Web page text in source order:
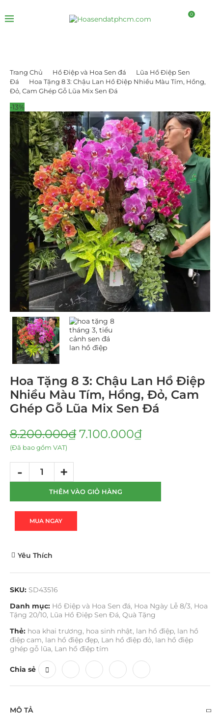
0
Trang Chủ Hồ Điệp và Hoa Sen đá
Lũa Hồ Điệp Sen
Đá
Hoa Tặng 8 3: Chậu Lan Hồ Điệp Nhiều Màu Tím, Hồng,
Đỏ, Cam Ghép Gỗ Lũa Mix Sen Đá
-13%
Hoa Tặng 8 3: Chậu Lan Hồ Điệp
Nhiều Màu Tím, Hồng, Đỏ, Cam
Ghép Gỗ Lũa Mix Sen Đá
8.200.000₫ 7.100.000₫
(Đã bao gồm VAT)
THÊM VÀO GIỎ HÀNG
MUA NGAY
Yêu Thích
SKU: SD43516
Danh mục: Hồ Điệp và Hoa Sen đá, Hoa Ngày Lễ 8/3, Hoa
Tặng 20/10, Lũa Hồ Điệp Sen Đá, Quà Tặng
Thẻ: hoa khai trương, hoa sinh nhật, lan hồ điệp, lan hồ
điệp cam, lan hồ điệp đẹp, Lan hồ điệp đỏ, lan hồ điệp
ghép gỗ lũa, Lan hồ điệp tím
Chia sẻ
MÔ TẢ